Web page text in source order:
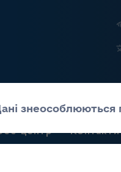
центр Контакти